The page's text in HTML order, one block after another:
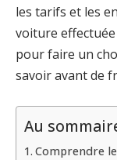
les tarifs et les
voiture
pour faire un
savoir avant de
Au
Comprendre